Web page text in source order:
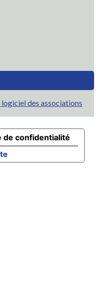
des associations
de confidentialité